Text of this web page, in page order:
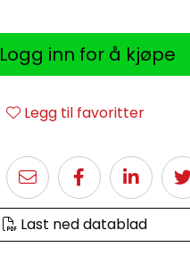
Logg inn for å kjøpe
Legg til favoritter
Last ned datablad